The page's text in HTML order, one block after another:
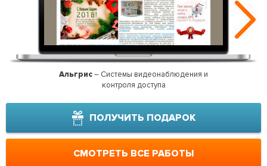
Альгрис– Системы видеонаблюдения и
контроля доступа
ПОЛУЧИТЬ ПОДАРОК
СМОТРЕТЬ ВСЕ РАБОТЫ